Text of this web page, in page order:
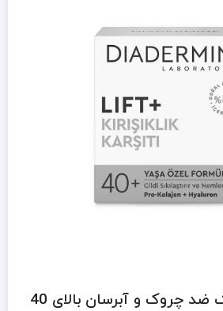
کرم روز لیفتینگ ضد چروک و آبرسان بالای 40